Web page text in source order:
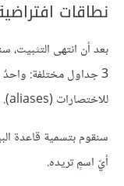
نطاقات
3 جداول مختلفة:
للاختصارات (aliases).
أيّ اسمٍ تريده.